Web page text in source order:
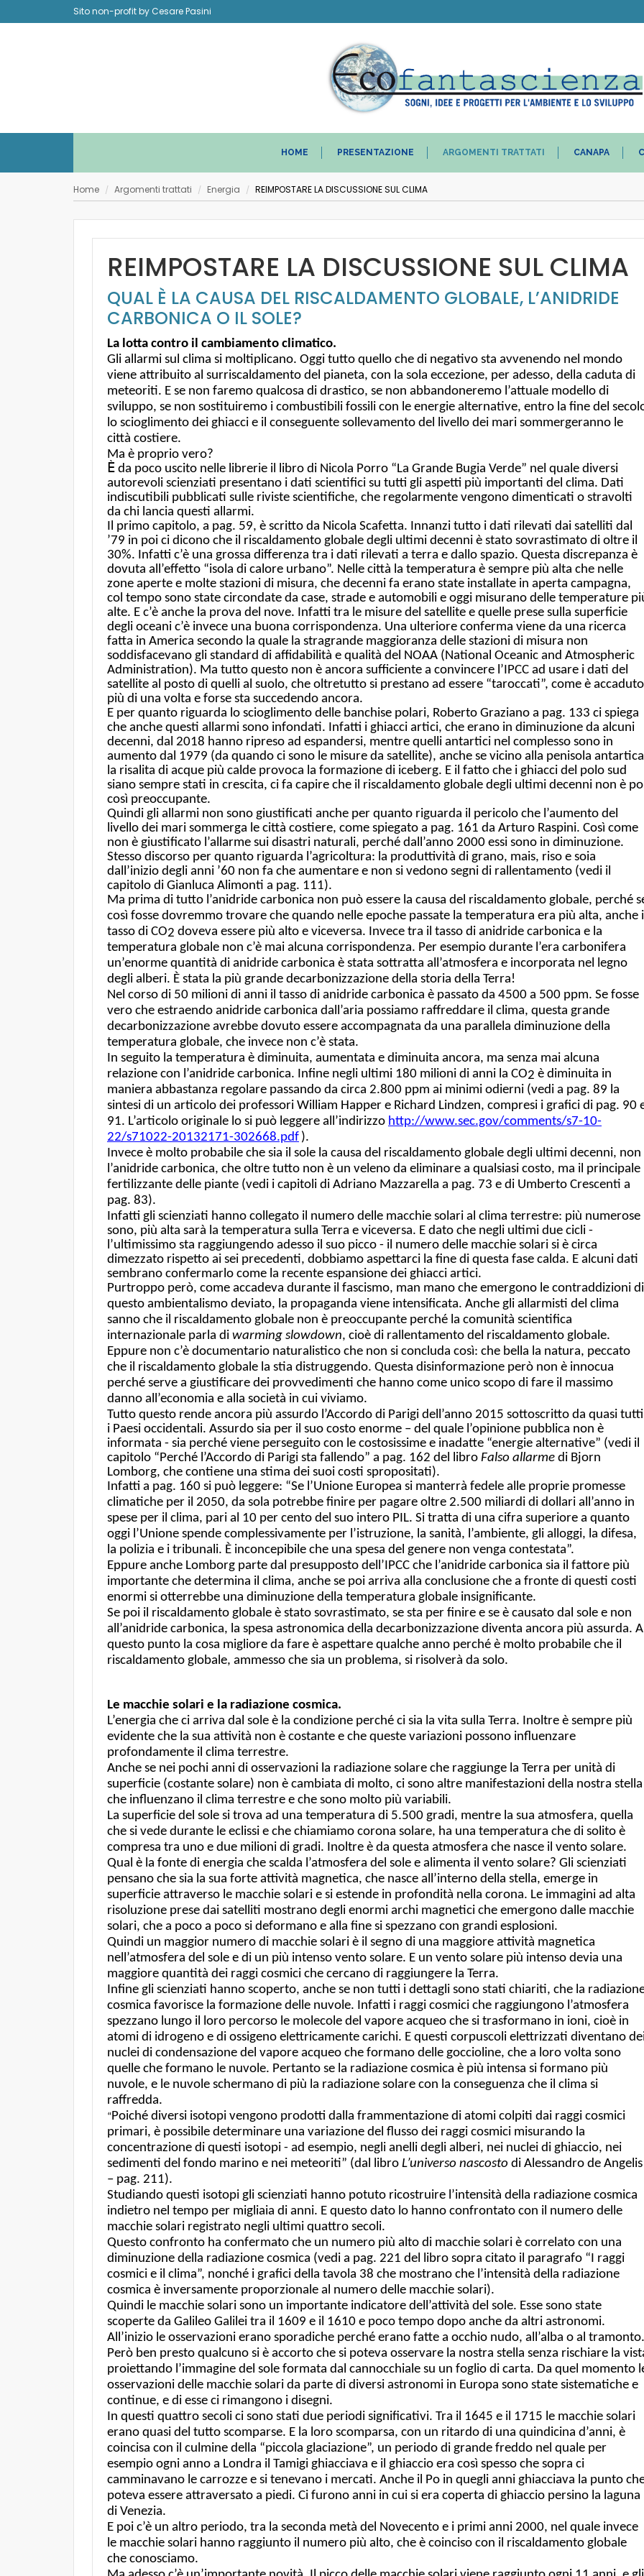
Sito non-profit by Cesare Pasini
HOME PRESENTAZIONE ARGOMENTI TRATTATI CANAPA
Home / Argomenti trattati / Energia / REIMPOSTARE LA DISCUSSIONE SUL CLIMA
REIMPOSTARE LA DISCUSSIONE SUL CLIMA
QUAL È LA CAUSA DEL RISCALDAMENTO GLOBALE, L’ANIDRIDE
CARBONICA O IL SOLE?
La lotta contro il cambiamento climatico.
Gli allarmi sul clima si moltiplicano. Oggi tutto quello che di negativo sta avvenendo nel mondo
viene attribuito al surriscaldamento del pianeta, con la sola eccezione, per adesso, della caduta di
meteoriti. E se non faremo qualcosa di drastico, se non abbandoneremo l’attuale modello di
sviluppo, se non sostituiremo i combustibili fossili con le energie alternative, entro la fine del
lo scioglimento dei ghiacci e il conseguente sollevamento del livello dei mari sommergeranno le
città costiere.
Ma è proprio vero?
È da poco uscito nelle librerie il libro di Nicola Porro “La Grande Bugia Verde” nel quale diversi
autorevoli scienziati presentano i dati scientifici su tutti gli aspetti più importanti del clima. Dati
indiscutibili pubblicati sulle riviste scientifiche, che regolarmente vengono dimenticati o stravolti
da chi lancia questi allarmi.
Il primo capitolo, a pag. 59, è scritto da Nicola Scafetta. Innanzi tutto i dati rilevati dai satelliti dal
’79 in poi ci dicono che il riscaldamento globale degli ultimi decenni è stato sovrastimato di oltre il
30%. Infatti c’è una grossa differenza tra i dati rilevati a terra e dallo spazio. Questa discrepanza è
dovuta all’effetto “isola di calore urbano”. Nelle città la temperatura è sempre più alta che nelle
zone aperte e molte stazioni di misura, che decenni fa erano state installate in aperta campagna,
col tempo sono state circondate da case, strade e automobili e oggi misurano delle temperature
alte. E c’è anche la prova del nove. Infatti tra le misure del satellite e quelle prese sulla superficie
degli oceani c’è invece una buona corrispondenza. Una ulteriore conferma viene da una ricerca
fatta in America secondo la quale la stragrande maggioranza delle stazioni di misura non
soddisfacevano gli standard di affidabilità e qualità del NOAA (National Oceanic and Atmospheric
Administration). Ma tutto questo non è ancora sufficiente a convincere l’IPCC ad usare i dati del
satellite al posto di quelli al suolo, che oltretutto si prestano ad essere “taroccati”, come è accaduto
più di una volta e forse sta succedendo ancora.
E per quanto riguarda lo scioglimento delle banchise polari, Roberto Graziano a pag. 133 ci spiega
che anche questi allarmi sono infondati. Infatti i ghiacci artici, che erano in diminuzione da alcuni
decenni, dal 2018 hanno ripreso ad espandersi, mentre quelli antartici nel complesso sono in
aumento dal 1979 (da quando ci sono le misure da satellite), anche se vicino alla penisola antartica
la risalita di acque più calde provoca la formazione di iceberg. E il fatto che i ghiacci del polo sud
siano sempre stati in crescita, ci fa capire che il riscaldamento globale degli ultimi decenni non è
così preoccupante.
Quindi gli allarmi non sono giustificati anche per quanto riguarda il pericolo che l’aumento del
livello dei mari sommerga le città costiere, come spiegato a pag. 161 da Arturo Raspini. Così come
non è giustificato l’allarme sui disastri naturali, perché dall’anno 2000 essi sono in diminuzione.
Stesso discorso per quanto riguarda l’agricoltura: la produttività di grano, mais, riso e soia
dall’inizio degli anni ’60 non fa che aumentare e non si vedono segni di rallentamento (vedi il
capitolo di Gianluca Alimonti a pag. 111).
Ma prima di tutto l’anidride carbonica non può essere la causa del riscaldamento globale, perché
così fosse dovremmo trovare che quando nelle epoche passate la temperatura era più alta, anche
tasso di CO2 doveva essere più alto e viceversa. Invece tra il tasso di anidride carbonica e la
temperatura globale non c’è mai alcuna corrispondenza. Per esempio durante l’era carbonifera
un’enorme quantità di anidride carbonica è stata sottratta all’atmosfera e incorporata nel legno
degli alberi. È stata la più grande decarbonizzazione della storia della Terra!
Nel corso di 50 milioni di anni il tasso di anidride carbonica è passato da 4500 a 500 ppm. Se fosse
vero che estraendo anidride carbonica dall’aria possiamo raffreddare il clima, questa grande
decarbonizzazione avrebbe dovuto essere accompagnata da una parallela diminuzione della
temperatura globale, che invece non c’è stata.
In seguito la temperatura è diminuita, aumentata e diminuita ancora, ma senza mai alcuna
relazione con l’anidride carbonica. Infine negli ultimi 180 milioni di anni l a CO2 è diminuita in
maniera abbastanza regolare passando da circa 2.800 ppm ai minimi odierni (vedi a pag. 89 la
sintesi di un articolo dei professori William Happer e Richard Lindzen, compresi i grafici di pag. 90
91. L’articolo originale lo si può leggere all’indirizzo http://www.sec.gov/comments/s7-10-
22/s71022-20132171-302668.pdf ).
Invece è molto probabile che sia il sole la causa del riscaldamento globale degli ultimi decenni, non
l’anidride carbonica, che oltre tutto non è un veleno da eliminare a qualsiasi costo, ma il principale
fertilizzante delle piante (vedi i capitoli di Adriano Mazzarella a pag. 73 e di Umberto Crescenti a
pag. 83).
Infatti gli scienziati hanno collegato il numero delle macchie solari al clima terrestre: più numerose
sono, più alta sarà la temperatura sulla Terra e viceversa. E dato che negli ultimi due cicli -
l’ultimissimo sta raggiungendo adesso il suo picco - il numero delle macchie solari si è circa
dimezzato rispetto ai sei precedenti, dobbiamo aspettarci la fine di questa fase calda. E alcuni dati
sembrano confermarlo come la recente espansione dei ghiacci artici.
Purtroppo però, come accadeva durante il fascismo, man mano che emergono le contraddizioni di
questo ambientalismo deviato, la propaganda viene intensificata. Anche gli allarmisti del clima
sanno che il riscaldamento globale non è preoccupante perché la comunità scientifica
internazionale parla di warming slowdown, cioè di rallentamento del riscaldamento globale.
Eppure non c’è documentario naturalistico che non si concluda così: che bella la natura, peccato
che il riscaldamento globale la stia distruggendo. Questa disinformazione però non è innocua
perché serve a giustificare dei provvedimenti che hanno come unico scopo di fare il massimo
danno all’economia e alla società in cui viviamo.
Tutto questo rende ancora più assurdo l’Accordo di Parigi dell’anno 2015 sottoscritto da quasi tutti
i Paesi occidentali. Assurdo sia per il suo costo enorme – del quale l’opinione pubblica non è
informata - sia perché viene perseguito con le costosissime e inadatte “energie alternative” (vedi il
capitolo “Perché l’Accordo di Parigi sta fallendo” a pag. 162 del libro Falso allarme di Bjorn
Lomborg, che contiene una stima dei suoi costi spropositati).
Infatti a pag. 160 si può leggere: “Se l’Unione Europea si manterrà fedele alle proprie promesse
climatiche per il 2050, da sola potrebbe finire per pagare oltre 2.500 miliardi di dollari all’anno in
spese per il clima, pari al 10 per cento del suo intero PIL. Si tratta di una cifra superiore a quanto
oggi l’Unione spende complessivamente per l’istruzione, la sanità, l’ambiente, gli alloggi, la difesa,
la polizia e i tribunali. È inconcepibile che una spesa del genere non venga contestata”.
Eppure anche Lomborg parte dal presupposto dell’IPCC che l’anidride carbonica sia il fattore più
importante che determina il clima, anche se poi arriva alla conclusione che a fronte di questi costi
enormi si otterrebbe una diminuzione della temperatura globale insignificante.
Se poi il riscaldamento globale è stato sovrastimato, se sta per finire e se è causato dal sole e non
all’anidride carbonica, la spesa astronomica della decarbonizzazione diventa ancora più assurda. A
questo punto la cosa migliore da fare è aspettare qualche anno perché è molto probabile che il
riscaldamento globale, ammesso che sia un problema, si risolverà da solo.
Le macchie solari e la radiazione cosmica.
L’energia che ci arriva dal sole è la condizione perché ci sia la vita sulla Terra. Inoltre è sempre più
evidente che la sua attività non è costante e che queste variazioni possono influenzare
profondamente il clima terrestre.
Anche se nei pochi anni di osservazioni la radiazione solare che raggiunge la Terra per unità di
superficie (costante solare) non è cambiata di molto, ci sono altre manifestazioni della nostra stella
che influenzano il clima terrestre e che sono molto più variabili.
La superficie del sole si trova ad una temperatura di 5.500 gradi, mentre la sua atmosfera, quella
che si vede durante le eclissi e che chiamiamo corona solare, ha una temperatura che di solito è
compresa tra uno e due milioni di gradi. Inoltre è da questa atmosfera che nasce il vento solare.
Qual è la fonte di energia che scalda l’atmosfera del sole e alimenta il vento solare? Gli scienziati
pensano che sia la sua forte attività magnetica, che nasce all’interno della stella, emerge in
superficie attraverso le macchie solari e si estende in profondità nella corona. Le immagini ad alta
risoluzione prese dai satelliti mostrano degli enormi archi magnetici che emergono dalle macchie
solari, che a poco a poco si deformano e alla fine si spezzano con grandi esplosioni.
Quindi un maggior numero di macchie solari è il segno di una maggiore attività magnetica
nell’atmosfera del sole e di un più intenso vento solare. E un vento solare più intenso devia una
maggiore quantità dei raggi cosmici che cercano di raggiungere la Terra.
Infine gli scienziati hanno scoperto, anche se non tutti i dettagli sono stati chiariti, che la
cosmica favorisce la formazione delle nuvole. Infatti i raggi cosmici che raggiungono l’atmosfera
spezzano lungo il loro percorso le molecole del vapore acqueo che si trasformano in ioni, cioè in
atomi di idrogeno e di ossigeno elettricamente carichi. E questi corpuscoli elettrizzati diventano
nuclei di condensazione del vapore acqueo che formano delle goccioline, che a loro volta sono
quelle che formano le nuvole. Pertanto se la radiazione cosmica è più intensa si formano più
nuvole, e le nuvole schermano di più la radiazione solare con la conseguenza che il clima si
raffredda.
“ Poiché diversi isotopi vengono prodotti dalla frammentazione di atomi colpiti dai raggi cosmici
primari, è possibile determinare una variazione del flusso dei raggi cosmici misurando la
concentrazione di questi isotopi - ad esempio, negli anelli degli alberi, nei nuclei di ghiaccio, nei
sedimenti del fondo marino e nei meteoriti” (dal libro L’universo nascosto di Alessandro de Angelis
– pag. 211).
Studiando questi isotopi gli scienziati hanno potuto ricostruire l’intensità della radiazione cosmica
indietro nel tempo per migliaia di anni. E questo dato lo hanno confrontato con il numero delle
macchie solari registrato negli ultimi quattro secoli.
Questo confronto ha confermato che un numero più alto di macchie solari è correlato con una
diminuzione della radiazione cosmica (vedi a pag. 221 del libro sopra citato il paragrafo “I raggi
cosmici e il clima”, nonché i grafici della tavola 38 che mostrano che l’intensità della radiazione
cosmica è inversamente proporzionale al numero delle macchie solari).
Quindi le macchie solari sono un importante indicatore dell’attività del sole. Esse sono state
scoperte da Galileo Galilei tra il 1609 e il 1610 e poco tempo dopo anche da altri astronomi.
All’inizio le osservazioni erano sporadiche perché erano fatte a occhio nudo, all’alba o al tramonto.
Però ben presto qualcuno si è accorto che si poteva osservare la nostra stella senza rischiare la
proiettando l’immagine del sole formata dal cannocchiale su un foglio di carta. Da quel momento
osservazioni delle macchie solari da parte di diversi astronomi in Europa sono state sistematiche e
continue, e di esse ci rimangono i disegni.
In questi quattro secoli ci sono stati due periodi significativi. Tra il 1645 e il 1715 le macchie solari
erano quasi del tutto scomparse. E la loro scomparsa, con un ritardo di una quindicina d’anni, è
coincisa con il culmine della “piccola glaciazione”, un periodo di grande freddo nel quale per
esempio ogni anno a Londra il Tamigi ghiacciava e il ghiaccio era così spesso che sopra ci
camminavano le carrozze e si tenevano i mercati. Anche il Po in quegli anni ghiacciava la punto
poteva essere attraversato a piedi. Ci furono anni in cui si era coperta di ghiaccio persino la laguna
di Venezia.
E poi c’è un altro periodo, tra la seconda metà del Novecento e i primi anni 2000, nel quale invece
le macchie solari hanno raggiunto il numero più alto, che è coinciso con il riscaldamento globale
che conosciamo.